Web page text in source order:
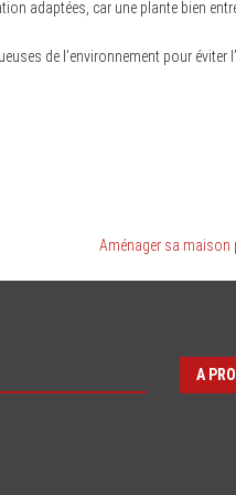
adaptées, car une plante bien
de l’environnement pour éviter
Aménager sa maison
A